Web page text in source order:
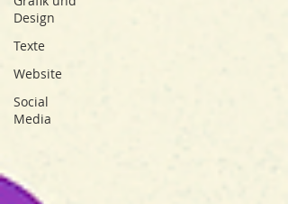
Design
Texte
Website
Social
Media